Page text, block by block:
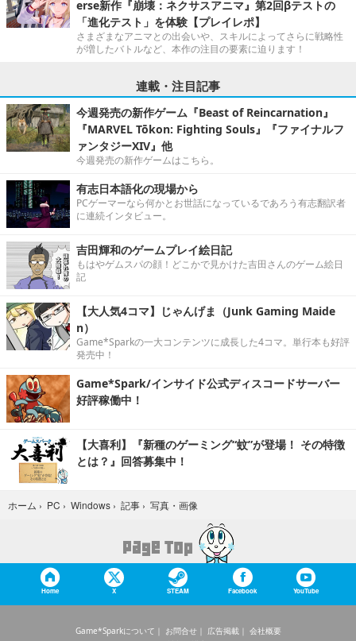
erse新作『崩壊：ネクサスアニマ』第2回βテストの
「進化テスト」を体験【プレイレポ】
さまざまなアニマとの出会いや、スキルによってさらに戦略性
が増したバトルなど、本作の注目の要素に迫ります！
連載・注目記事
今週発売の新作ゲーム『Beast of Reincarnation』
『MARVEL Tōkon: Fighting Souls』『ファイナルフ
ァンタジーXIV』他
今週発売の新作ゲームはこちら。
有志日本語化の現場から
PCゲーマーなら何かとお世話になっているであろう有志翻訳者
に連続インタビュー。
吉田輝和のゲームプレイ絵日記
もはやゲムスパの顔！どこかで見かけた吉田さんのゲーム絵日
記
【大人気4コマ】じゃんげま（Junk Gaming Maide
n）
Game*Sparkの一大コンテンツに成長した4コマ。単行本も好評
発売中！
Game*Spark/インサイド公式ディスコードサーバー
好評稼働中！
【大喜利】『新種のゲーミング“蚊”が登場！ その特徴
とは？』回答募集中！
ホーム › PC › Windows › 記事 › 写真・画像
Home X STEAM Facebook YouTube
Game*Sparkについて お問合せ 広告掲載
会社概要